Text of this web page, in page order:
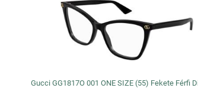
Gucci GG1817O 001 ONE SIZE (55) Fekete Férfi